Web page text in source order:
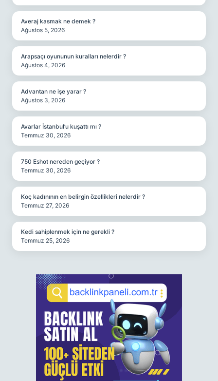
Averaj kasmak ne demek ?
Ağustos 5, 2026
Arapsaçı oyununun kuralları nelerdir ?
Ağustos 4, 2026
Advantan ne işe yarar ?
Ağustos 3, 2026
Avarlar İstanbul’u kuşattı mı ?
Temmuz 30, 2026
750 Eshot nereden geçiyor ?
Temmuz 30, 2026
Koç kadınının en belirgin özellikleri nelerdir ?
Temmuz 27, 2026
Kedi sahiplenmek için ne gerekli ?
Temmuz 25, 2026